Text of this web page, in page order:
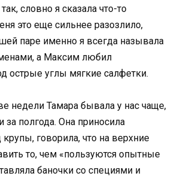
словно я сказала что-то
это еще сильнее разозлило,
паре именно я всегда называла
а Максим любил
острые углы мягкие салфетки.
недели Тамара бывала у нас чаще,
за полгода. Она приносила
говорила, что на верхние
то, чем «пользуются опытные
баночки со специями и